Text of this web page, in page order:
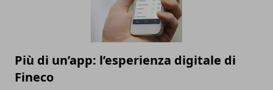
Più di un’app: l’esperienza digitale di
Fineco